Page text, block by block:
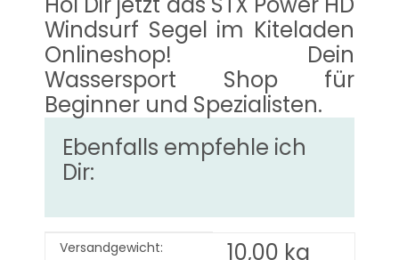
Windsurf Segel im Kiteladen
Onlineshop! Dein
Wassersport Shop für
Beginner und Spezialisten.
Ebenfalls empfehle ich
Dir:
Produkteigenschaft
Wert
Versandgewicht: 10,00 kg